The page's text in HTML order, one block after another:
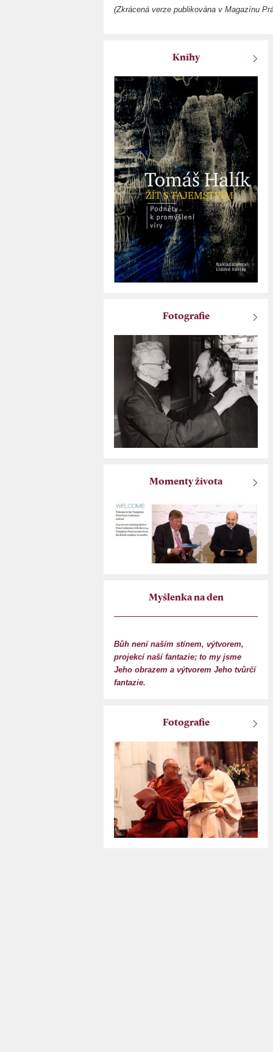
(Zkrácená verze publikována v Magazínu
Knihy
Fotografie
Momenty života
Myšlenka na den
Bůh není naším stínem, výtvorem,
projekcí naší fantazie; to my jsme
Jeho obrazem a výtvorem Jeho tvůrčí
fantazie.
Fotografie